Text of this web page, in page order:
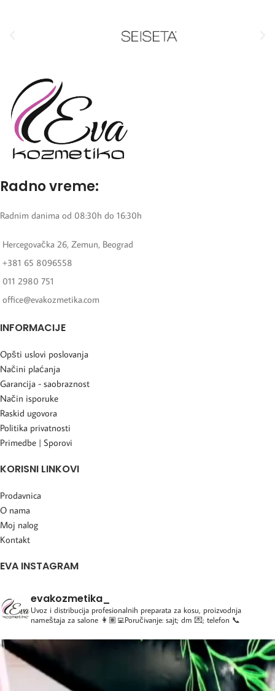
Radno vreme:
Radnim danima od 08:30h do 16:30h
Hercegovačka 26, Zemun, Beograd
+381 65 8096558
011 2980 751
office@evakozmetika.com
INFORMACIJE
Opšti uslovi poslovanja
Načini plaćanja
Garancija - saobraznost
Način isporuke
Raskid ugovora
Politika privatnosti
Primedbe | Sporovi
KORISNI LINKOVI
Prodavnica
O nama
Moj nalog
Kontakt
EVA INSTAGRAM
evakozmetika_
Uvoz i distribucija profesionalnih preparata za kosu, proizvodnja
nameštaja za salone 👩🏽‍💻Poručivanje: sajt; dm 💌; telefon 📞